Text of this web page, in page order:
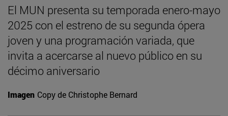
El MUN presenta su temporada enero-mayo
2025 con el estreno de su segunda ópera
joven y una programación variada, que
invita a acercarse al nuevo público en su
décimo aniversario
Imagen Copy de Christophe Bernard